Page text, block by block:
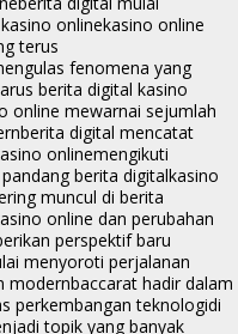
onlinekasino online
terus
fenomena yang
berita digital kasino
online mewarnai sejumlah
berita digital mencatat
onlinemengikuti
berita digitalkasino
muncul di berita
online dan perubahan
perspektif baru
menyoroti perjalanan
modernbaccarat hadir dalam
perkembangan teknologidi
topik yang banyak